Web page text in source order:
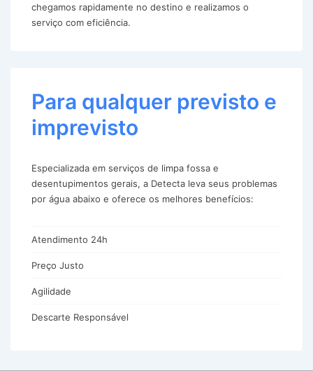
chegamos rapidamente no destino e realizamos o
serviço com eficiência.
Para qualquer previsto e
imprevisto
Especializada em serviços de limpa fossa e
desentupimentos gerais, a Detecta leva seus problemas
por água abaixo e oferece os melhores benefícios:
Atendimento 24h
Preço Justo
Agilidade
Descarte Responsável